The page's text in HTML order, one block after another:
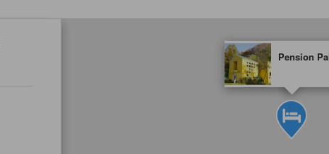
Pension
tooltip
黃金星等由本站合作夥